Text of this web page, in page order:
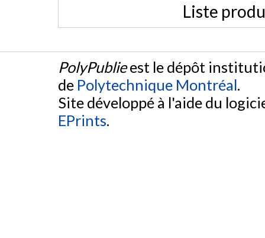
Liste
PolyPublieest le dépôt
de Polytechnique Montréal.
Site développé à l'aide du
EPrints.